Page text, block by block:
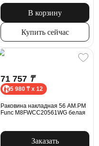
В корзину
Купить сейчас
71 757 ₸
5 980 ₸ x 12
Раковина накладная 56 AM.PM
Func M8FWCC20561WG белая
Заказать